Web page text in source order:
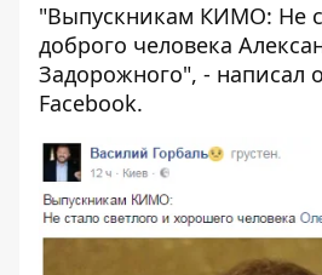
"Выпускникам КИМО: Не
доброго человека
Задорожного", - написал
Facebook.